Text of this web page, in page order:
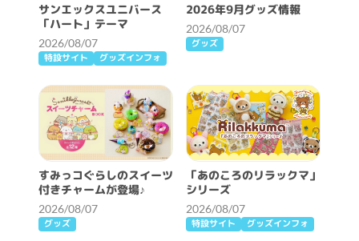
サンエックスユニバース
「ハート」テーマ
2026/08/07
特設サイト グッズインフォ
2026年9月グッズ情報
2026/08/07
グッズ
すみっコぐらしのスイーツ
付きチャームが登場♪
2026/08/07
グッズ
「あのころのリラックマ」
シリーズ
2026/08/07
特設サイト グッズインフォ